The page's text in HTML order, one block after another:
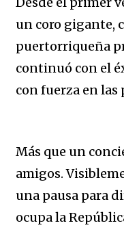
un coro gigante,
puertorriqueña
continuó con el
con fuerza en las
Más que un
amigos.
una pausa para
ocupa la